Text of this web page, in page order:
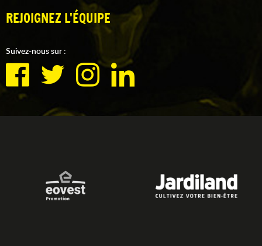
REJOIGNEZ L'ÉQUIPE
Suivez-nous sur :